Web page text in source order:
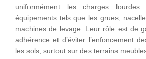
uniformément les charges
équipements tels que les grues,
machines de levage. Leur rôle est de
adhérence et d’éviter l’enfoncement
les sols, surtout sur des terrains